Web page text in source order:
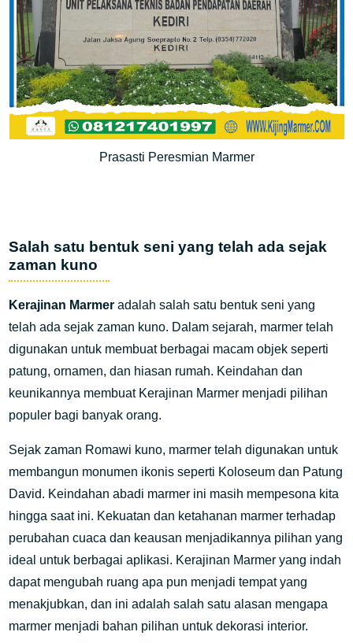
Prasasti Peresmian Marmer
Salah satu bentuk seni yang telah ada sejak
zaman kuno
Kerajinan Marmer adalah salah satu bentuk seni yang
telah ada sejak zaman kuno. Dalam sejarah, marmer telah
digunakan untuk membuat berbagai macam objek seperti
patung, ornamen, dan hiasan rumah. Keindahan dan
keunikannya membuat Kerajinan Marmer menjadi pilihan
populer bagi banyak orang.
Sejak zaman Romawi kuno, marmer telah digunakan untuk
membangun monumen ikonis seperti Koloseum dan Patung
David. Keindahan abadi marmer ini masih mempesona kita
hingga saat ini. Kekuatan dan ketahanan marmer terhadap
perubahan cuaca dan keausan menjadikannya pilihan yang
ideal untuk berbagai aplikasi. Kerajinan Marmer yang indah
dapat mengubah ruang apa pun menjadi tempat yang
menakjubkan, dan ini adalah salah satu alasan mengapa
marmer menjadi bahan pilihan untuk dekorasi interior.